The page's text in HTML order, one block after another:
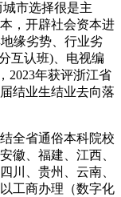
市选择很是主
，开辟社会资本进
缘劣势、行业劣
互认班)、电视编
2023年获评浙江省
结业生结业去向落
全省通俗本科院校
徽、福建、江西、
川、贵州、云南、
工商办理（数字化